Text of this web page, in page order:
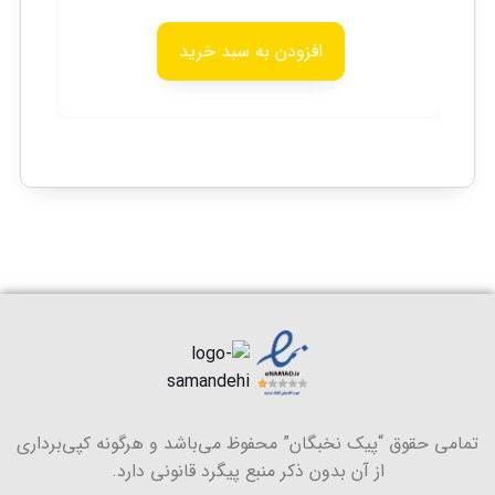
افزودن به سبد خرید
تمامی حقوق “پیک نخبگان” محفوظ می‌باشد و هرگونه کپی‌برداری
از آن بدون ذکر منبع پیگرد قانونی دارد.